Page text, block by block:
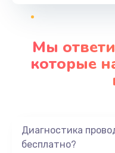
Замена
Мы
которые
Диагностика
бесплатно?